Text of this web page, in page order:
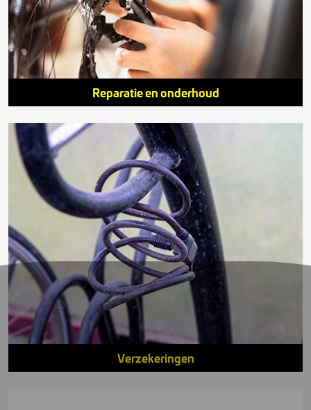
Reparatie en onderhoud
Verzekeringen